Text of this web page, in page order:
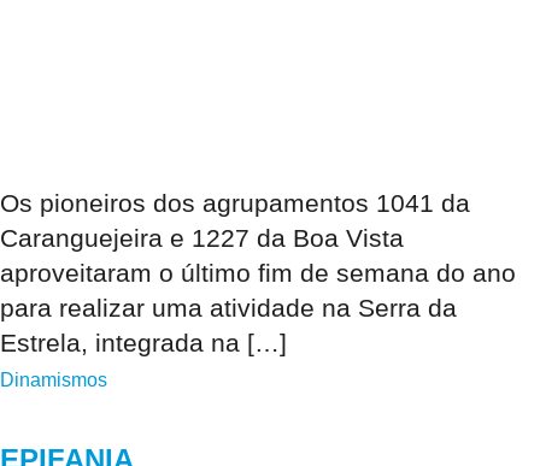
Os pioneiros dos agrupamentos 1041 da
Caranguejeira e 1227 da Boa Vista
aproveitaram o último fim de semana do ano
para realizar uma atividade na Serra da
Estrela, integrada na […]
Dinamismos